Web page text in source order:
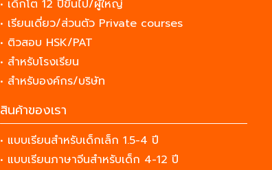
• เด็กโต 12 ปีขึ้นไป/ผู้ใหญ่
• เรียนเดี่ยว/ส่วนตัว Private courses
• ติวสอบ HSK/PAT
• สำหรับโรงเรียน
• สำหรับองค์กร/บริษัท
สินค้าของเรา
• แบบเรียนสำหรับเด็กเล็ก 1.5-4 ปี
• แบบเรียนภาษาจีนสำหรับเด็ก 4-12 ปี